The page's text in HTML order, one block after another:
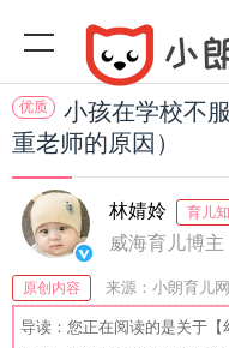
优质
小孩在学校不
重老师的原因）
林婧姈 育儿
威海育儿博主
原创内容 来源：小朗育儿网
收藏：51 分享：79 爆
导读：您正在阅读的是关于